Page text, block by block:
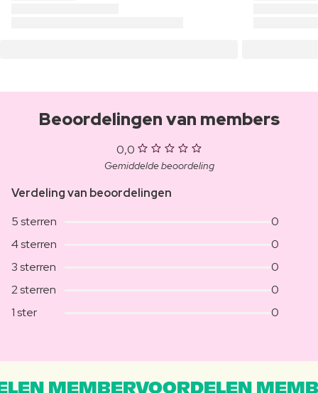
Beoordelingen van members
0,0
Gemiddelde beoordeling
Verdeling van beoordelingen
5 sterren
0
4 sterren
0
3 sterren
0
2 sterren
0
1 ster
0
MEMBERVOORDELEN